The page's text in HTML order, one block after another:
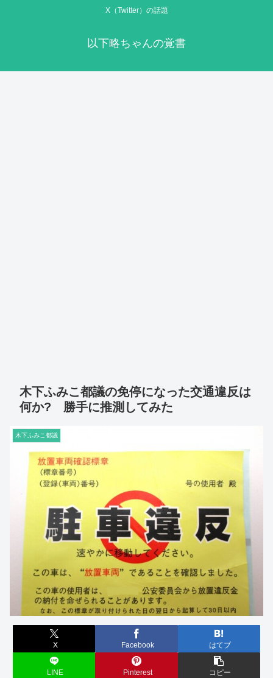
X（Twitter）の話題
以下略ちゃんの覚書
木下ふみこ都議の免停になった交通違反は
何か? 勝手に推測してみた
木下ふみこ都議
X Facebook はてブ
LINE Pinterest コピー